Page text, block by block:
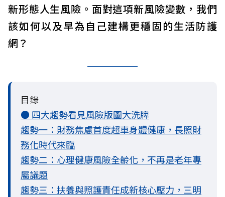
新形態人生風險。面對這項新風險變數，我們
該如何以及早為自己建構更穩固的生活防護
網？
目錄
● 四大趨勢看見風險版圖大洗牌
趨勢一：財務焦慮首度超車身體健康，長照財
務化時代來臨
趨勢二：心理健康風險全齡化，不再是老年專
屬議題
趨勢三：扶養與照護責任成新核心壓力，三明